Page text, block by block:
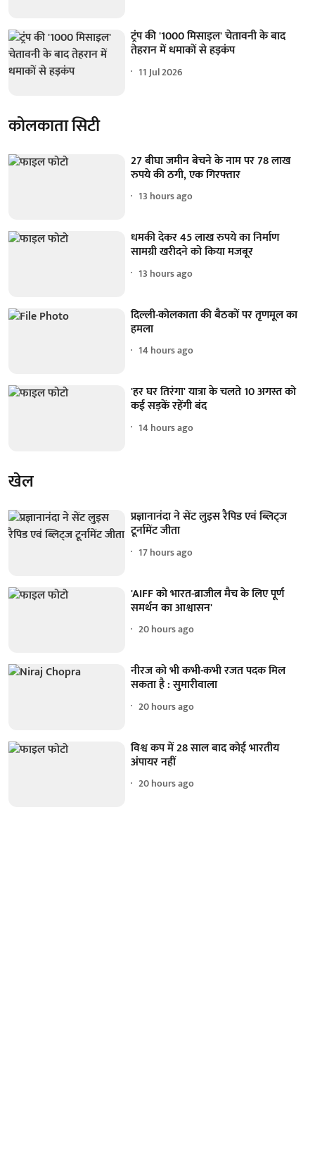
ट्रंप की '1000 मिसाइल' चेतावनी के बाद
तेहरान में धमाकों से हड़कंप
11 Jul 2026
कोलकाता सिटी
27 बीघा जमीन बेचने के नाम पर 78 लाख
रुपये की ठगी, एक गिरफ्तार
13 hours ago
धमकी देकर 45 लाख रुपये का निर्माण
सामग्री खरीदने को किया मजबूर
13 hours ago
दिल्ली-कोलकाता की बैठकों पर तृणमूल का
हमला
14 hours ago
'हर घर तिरंगा' यात्रा के चलते 10 अगस्त को
कई सड़कें रहेंगी बंद
14 hours ago
खेल
प्रज्ञानानंदा ने सेंट लुइस रैपिड एवं ब्लिट्ज
टूर्नामेंट जीता
17 hours ago
'AIFF को भारत-ब्राजील मैच के लिए पूर्ण
समर्थन का आश्वासन'
20 hours ago
नीरज को भी कभी-कभी रजत पदक मिल
सकता है : सुमारीवाला
20 hours ago
विश्व कप में 28 साल बाद कोई भारतीय
अंपायर नहीं
20 hours ago